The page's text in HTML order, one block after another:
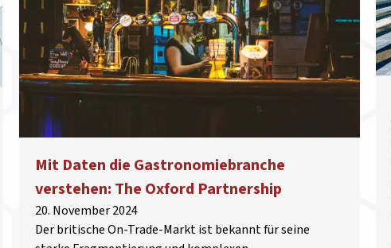
Mit Daten die Gastronomiebranche
verstehen: The Oxford Partnership
20. November 2024
Der britische On-Trade-Markt ist bekannt für seine